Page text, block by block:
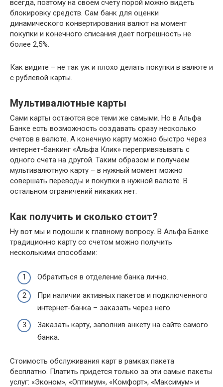
всегда, поэтому на своем счету порой можно видеть
блокировку средств. Сам банк для оценки
динамического конвертирования валют на момент
покупки и конечного списания дает погрешность не
более 2,5%.
Как видите – не так уж и плохо делать покупки в валюте и
с рублевой карты.
Мультивалютные карты
Сами карты остаются все теми же самыми. Но в Альфа
Банке есть возможность создавать сразу несколько
счетов в валюте. А конечную карту можно быстро через
интернет-банкинг «Альфа Клик» перепривязывать с
одного счета на другой. Таким образом и получаем
мультивалютную карту – в нужный момент можно
совершать переводы и покупки в нужной валюте. В
остальном ограничений никаких нет.
Как получить и сколько стоит?
Ну вот мы и подошли к главному вопросу. В Альфа Банке
традиционно карту со счетом можно получить
несколькими способами:
Обратиться в отделение банка лично.
При наличии активных пакетов и подключенного
интернет-банка – заказать через него.
Заказать карту, заполнив анкету на сайте самого
банка.
Стоимость обслуживания карт в рамках пакета
бесплатно. Платить придется только за эти самые пакеты
услуг: «Эконом», «Оптимум», «Комфорт», «Максимум» и